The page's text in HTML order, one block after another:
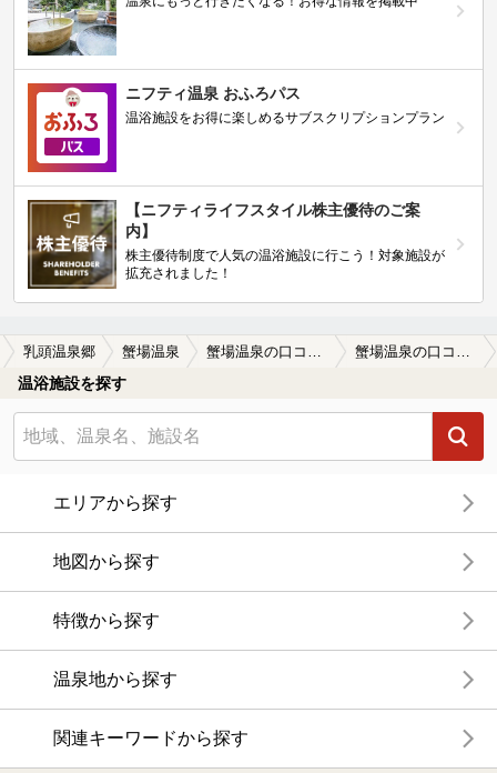
ニフティ温泉 おふろパス
温浴施設をお得に楽しめるサブスクリプションプラン
【ニフティライフスタイル株主優待のご案
内】
株主優待制度で人気の温浴施設に行こう！対象施設が
拡充されました！
乳頭温泉郷 蟹場温泉
温浴施設を探す
エリアから探す
地図から探す
特徴から探す
温泉地から探す
関連キーワードから探す